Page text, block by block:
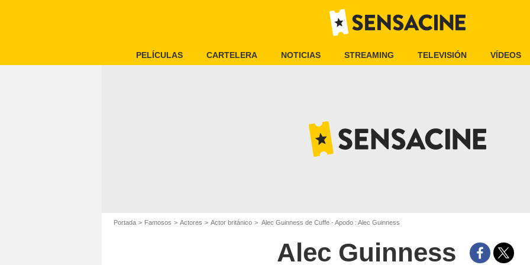
PELÍCULAS CARTELERA NOTICIAS STREAMING TELEVISIÓN VÍDEOS
Portada Famosos Actores Actor británico Alec Guinness de Cuffe - Apodo : Alec Guinness
Alec Guinness